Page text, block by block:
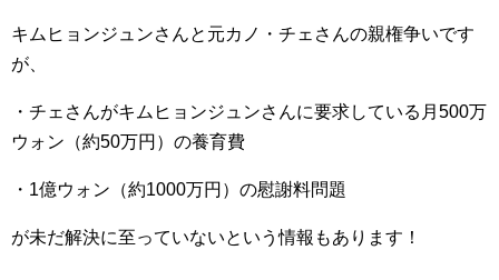
キムヒョンジュンさんと元カノ・チェさんの親権争いです
が、
・チェさんがキムヒョンジュンさんに要求している月500万
ウォン（約50万円）の養育費
・1億ウォン（約1000万円）の慰謝料問題
が未だ解決に至っていないという情報もあります！